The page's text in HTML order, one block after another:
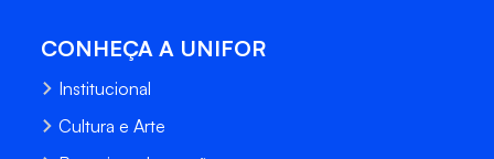
CONHEÇA A UNIFOR
Institucional
Cultura e Arte